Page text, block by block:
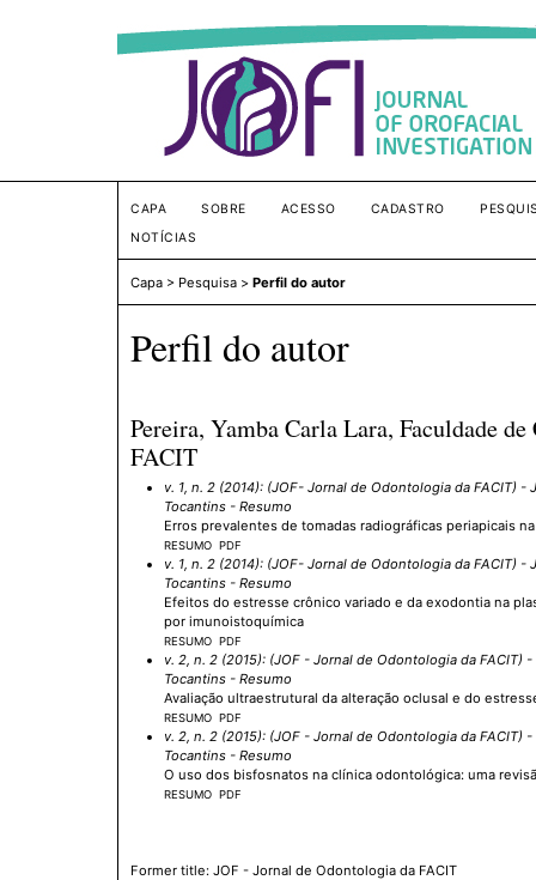
CAPA SOBRE ACESSO CADASTRO
NOTÍCIAS
Capa > Pesquisa > Perfil do autor
Perfil do autor
Pereira, Yamba Carla Lara, Faculdade
FACIT
v. 1, n. 2 (2014): (JOF- Jornal de Odontologia da FACIT) -
Tocantins - Resumo
Erros prevalentes de tomadas radiográficas periapicais
RESUMO PDF
v. 1, n. 2 (2014): (JOF- Jornal de Odontologia da FACIT) -
Tocantins - Resumo
Efeitos do estresse crônico variado e da exodontia na
por imunoistoquímica
RESUMO PDF
v. 2, n. 2 (2015): (JOF - Jornal de Odontologia da FACIT) -
Tocantins - Resumo
Avaliação ultraestrutural da alteração oclusal e do
RESUMO PDF
v. 2, n. 2 (2015): (JOF - Jornal de Odontologia da FACIT) -
Tocantins - Resumo
O uso dos bisfosnatos na clínica odontológica: uma
RESUMO PDF
Former title: JOF - Jornal de Odontologia da FACIT